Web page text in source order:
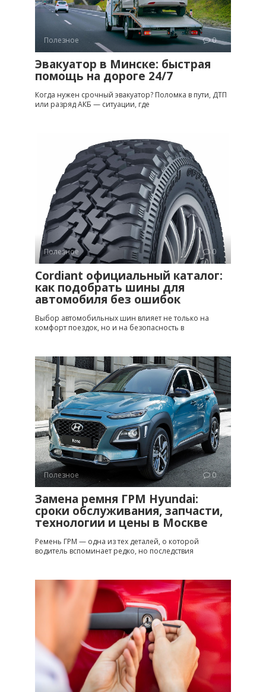
Полезное 0
Эвакуатор в Минске: быстрая
помощь на дороге 24/7
Когда нужен срочный эвакуатор? Поломка в пути, ДТП
или разряд АКБ — ситуации, где
Полезное 0
Cordiant официальный каталог:
как подобрать шины для
автомобиля без ошибок
Выбор автомобильных шин влияет не только на
комфорт поездок, но и на безопасность в
Полезное 0
Замена ремня ГРМ Hyundai:
сроки обслуживания, запчасти,
технологии и цены в Москве
Ремень ГРМ — одна из тех деталей, о которой
водитель вспоминает редко, но последствия